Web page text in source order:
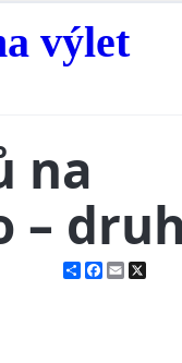
výlet
na
–
ShareFacebook
Email